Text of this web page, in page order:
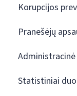
Korupcijos
Pranešėjų
Statistiniai